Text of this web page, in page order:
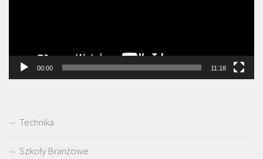
00:00 11:18
Technika
Szkoły Branżowe